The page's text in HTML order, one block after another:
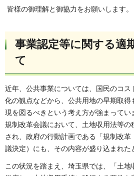
皆様の御理解と御協力をお願いします。
事業認定等に関する適
て
近年、公共事業については、国民のコス
化の観点などから、公共用地の早期取得
現を図るべきという考え方が強まってい
規制改革会議において、土地収用法等
され、政府の行動計画である「規制改
議決定）にも、その内容が盛り込まれた
この状況を踏まえ、埼玉県では、「土